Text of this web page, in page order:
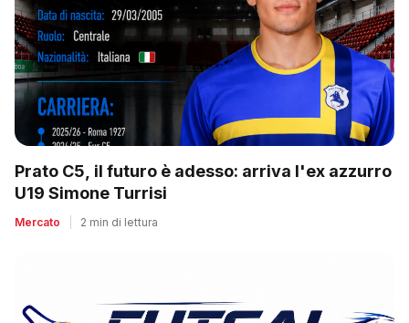
Prato C5, il futuro è adesso: arriva l'ex azzurro
U19 Simone Turrisi
Mercato 2 min di lettura